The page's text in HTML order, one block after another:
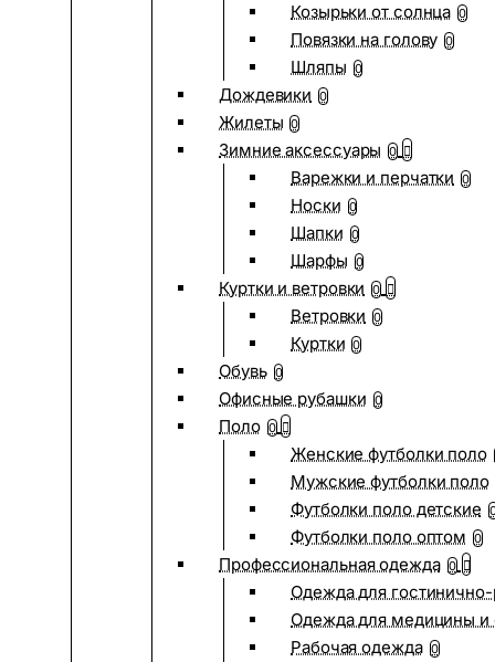
Козырьки от солнца 0
Повязки на голову 0
Шляпы 0
Дождевики 0
Жилеты 0
Зимние аксессуары 0
Варежки и перчатки 0
Носки 0
Шапки 0
Шарфы 0
Куртки и ветровки 0
Ветровки 0
Куртки 0
Обувь 0
Офисные рубашки 0
Поло 0
Женские футболки поло
Мужские футболки поло
Футболки поло детские
Футболки поло оптом 0
Профессиональная одежда 0
Одежда для
Одежда для медицины и
Рабочая одежда 0